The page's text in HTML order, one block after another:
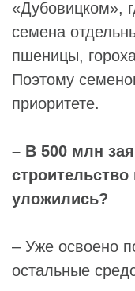
«Дубовицком»,
семена
пшеницы,
Поэтому
приоритете.
– В 500 млн
уложились?
– Уже освоено
остальные